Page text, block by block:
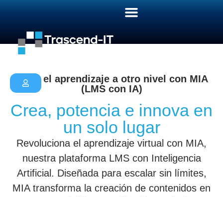
Lleva el aprendizaje a otro nivel con MIA
(LMS con IA)
Crea, potencia e innova en
un solo lugar
Revoluciona el aprendizaje virtual con MIA,
nuestra plataforma LMS con Inteligencia
Artificial. Diseñada para escalar sin límites,
MIA transforma la creación de contenidos en